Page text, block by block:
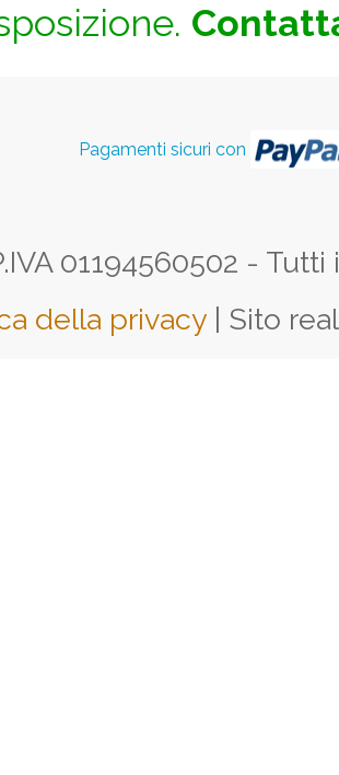
Pagamenti sicuri con
01194560502 -
della privacy | Sito